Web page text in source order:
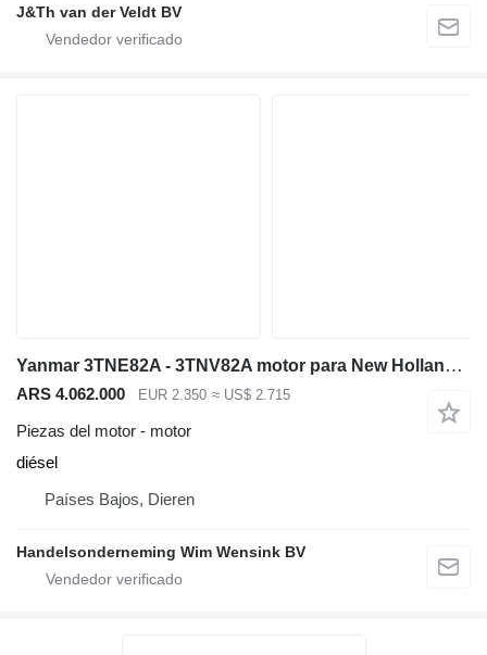
J&Th van der Veldt BV
Yanmar 3TNE82A - 3TNV82A motor para New Holland SK35 miniexcavadora
ARS 4.062.000 EUR 2.350 ≈ US$ 2.715
Piezas del motor - motor
diésel
Países Bajos, Dieren
Handelsonderneming Wim Wensink BV